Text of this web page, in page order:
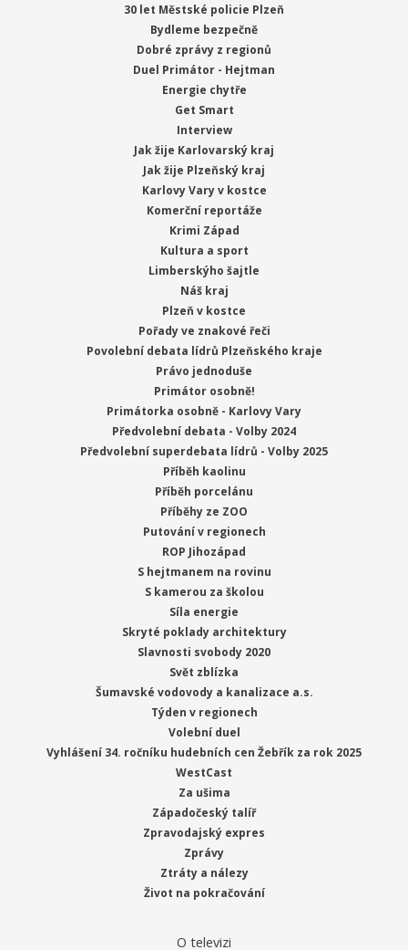
30 let Městské policie Plzeň
Bydleme bezpečně
Dobré zprávy z regionů
Duel Primátor - Hejtman
Energie chytře
Get Smart
Interview
Jak žije Karlovarský kraj
Jak žije Plzeňský kraj
Karlovy Vary v kostce
Komerční reportáže
Krimi Západ
Kultura a sport
Limberskýho šajtle
Náš kraj
Plzeň v kostce
Pořady ve znakové řeči
Povolební debata lídrů Plzeňského kraje
Právo jednoduše
Primátor osobně!
Primátorka osobně - Karlovy Vary
Předvolební debata - Volby 2024
Předvolební superdebata lídrů - Volby 2025
Příběh kaolinu
Příběh porcelánu
Příběhy ze ZOO
Putování v regionech
ROP Jihozápad
S hejtmanem na rovinu
S kamerou za školou
Síla energie
Skryté poklady architektury
Slavnosti svobody 2020
Svět zblízka
Šumavské vodovody a kanalizace a.s.
Týden v regionech
Volební duel
Vyhlášení 34. ročníku hudebních cen Žebřík za rok 2025
WestCast
Za ušima
Západočeský talíř
Zpravodajský expres
Zprávy
Ztráty a nálezy
Život na pokračování
O televizi